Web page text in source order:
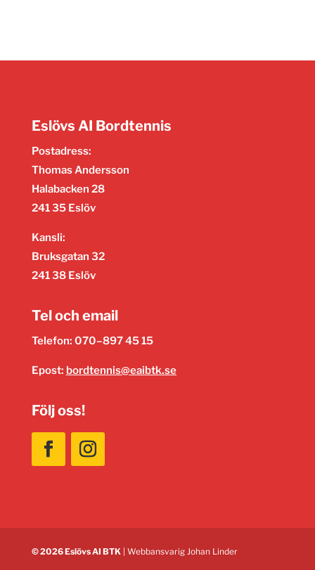
Eslövs AI Bordtennis
Postadress:
Thomas Andersson
Halabacken 28
241 35 Eslöv
Kansli:
Bruksgatan 32
241 38 Eslöv
Tel och email
Telefon: 070–897 45 15
Epost: bordtennis@eaibtk.se
Följ oss!
© 2026 Eslövs AI BTK| Webbansvarig Johan Linder